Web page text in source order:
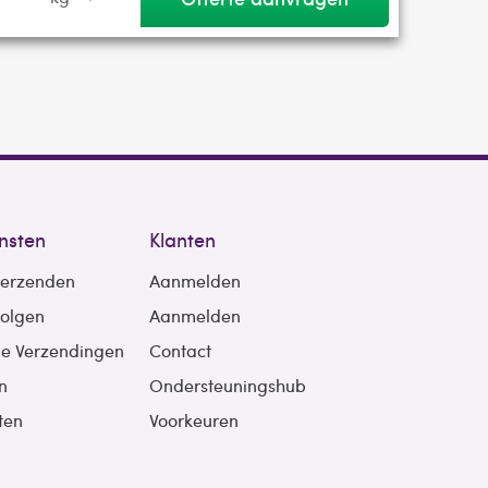
Verzendingen
Klanten
Aanmelden
Aanmelden
Contact
Ondersteuningshub
Voorkeuren